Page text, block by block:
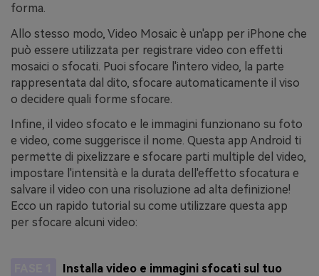
forma.
Allo stesso modo, Video Mosaic è un'app per iPhone che
può essere utilizzata per registrare video con effetti
mosaici o sfocati. Puoi sfocare l'intero video, la parte
rappresentata dal dito, sfocare automaticamente il viso
o decidere quali forme sfocare.
Infine, il video sfocato e le immagini funzionano su foto
e video, come suggerisce il nome. Questa app Android ti
permette di pixelizzare e sfocare parti multiple del video,
impostare l'intensità e la durata dell'effetto sfocatura e
salvare il video con una risoluzione ad alta definizione!
Ecco un rapido tutorial su come utilizzare questa app
per sfocare alcuni video:
Installa video e immagini sfocati sul tuo